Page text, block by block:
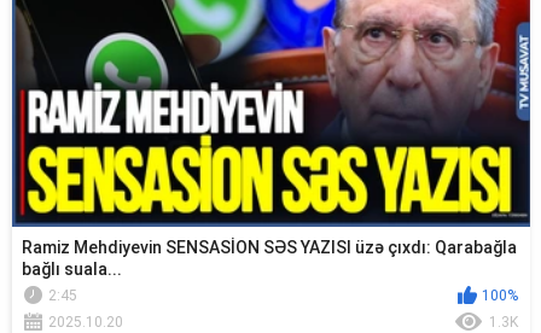
Ramiz Mehdiyevin SENSASİON SƏS YAZISI üzə çıxdı: Qarabağla
bağlı suala...
2:45
100%
2025.10.20
1.3K